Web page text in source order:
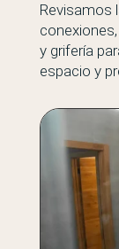
Revisamos
y grifería
espacio y